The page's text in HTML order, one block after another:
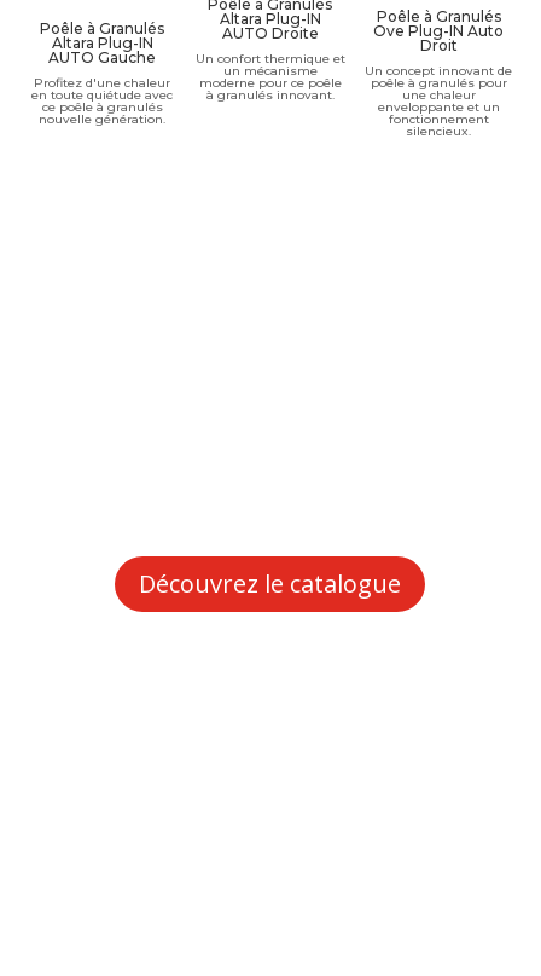
Poêle à Granulés
Altara Plug-IN
AUTO Droite
Un confort thermique et
un mécanisme
moderne pour ce poêle
à granulés innovant.
Poêle à Granulés
Ove Plug-IN Auto
Droit
Un concept innovant de
poêle à granulés pour
une chaleur
enveloppante et un
fonctionnement
silencieux.
Poêle à Granulés
Altara Plug-IN
AUTO Gauche
Profitez d'une chaleur
en toute quiétude avec
ce poêle à granulés
nouvelle génération.
Découvrez le catalogue